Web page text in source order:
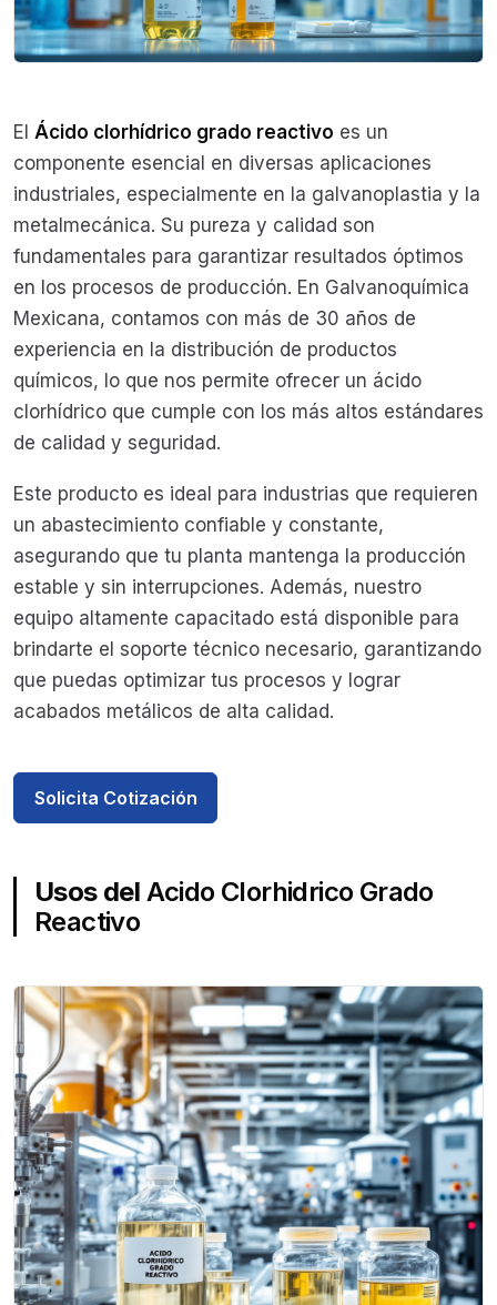
El Ácido clorhídrico grado reactivo es un
componente esencial en diversas aplicaciones
industriales, especialmente en la galvanoplastia y la
metalmecánica. Su pureza y calidad son
fundamentales para garantizar resultados óptimos
en los procesos de producción. En Galvanoquímica
Mexicana, contamos con más de 30 años de
experiencia en la distribución de productos
químicos, lo que nos permite ofrecer un ácido
clorhídrico que cumple con los más altos estándares
de calidad y seguridad.
Este producto es ideal para industrias que requieren
un abastecimiento confiable y constante,
asegurando que tu planta mantenga la producción
estable y sin interrupciones. Además, nuestro
equipo altamente capacitado está disponible para
brindarte el soporte técnico necesario, garantizando
que puedas optimizar tus procesos y lograr
acabados metálicos de alta calidad.
Solicita Cotización
Usos del Acido Clorhidrico Grado
Reactivo